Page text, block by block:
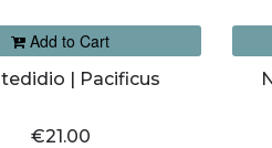
Add to Cart
| Pacificus
€21.00